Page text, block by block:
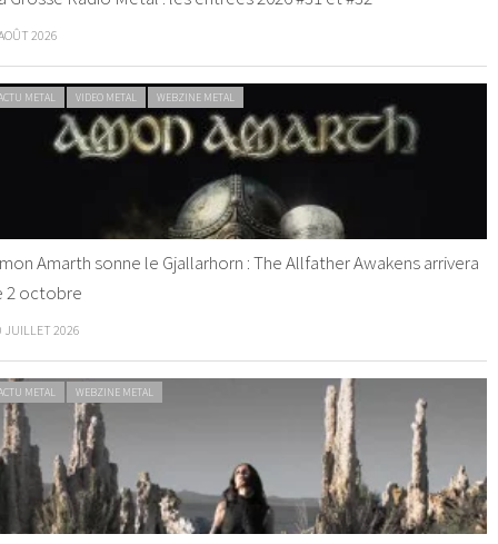
2026
METAL VIDEO METAL WEBZINE METAL
Amarth sonne le Gjallarhorn : The Allfather Awakens arrivera
2 octobre
JUILLET 2026
METAL WEBZINE METAL